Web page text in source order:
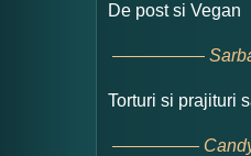
De post si Vegan
Torturi si prajituri